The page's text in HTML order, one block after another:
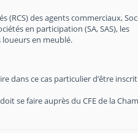
(RCS) des agents commerciaux,
en participation (SA, SAS), les
loueurs en meublé.
dans ce cas particulier d’être inscrit
se faire auprès du CFE de la